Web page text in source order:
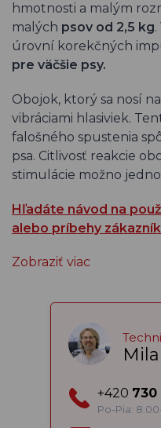
hmotnosti a malým
malých psov od 2,5 kg
úrovní korekčných
pre väčšie psy.
Obojok, ktorý sa nosí
vibráciami hlasiviek.
falošného spustenia
psa. Citlivosť reakcie
stimulácie možno
Hľadáte návod na
alebo príbehy
Zobraziť viac
+420 730
Po-Pia: